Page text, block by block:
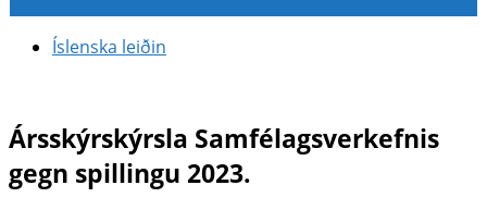
Íslenska leiðin
Ársskýrskýrsla Samfélagsverkefnis
gegn spillingu 2023.